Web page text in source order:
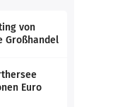
von
Großhandel
Euro